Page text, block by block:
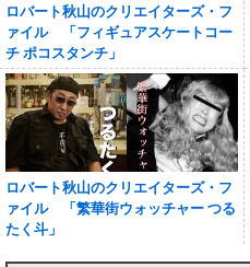
ロバート秋山のクリエイターズ・フ
ァイル 「フィギュアスケートコー
チ ポコスタンチ」
ロバート秋山のクリエイターズ・フ
ァイル 「繁華街ウォッチャー つる
たく斗」